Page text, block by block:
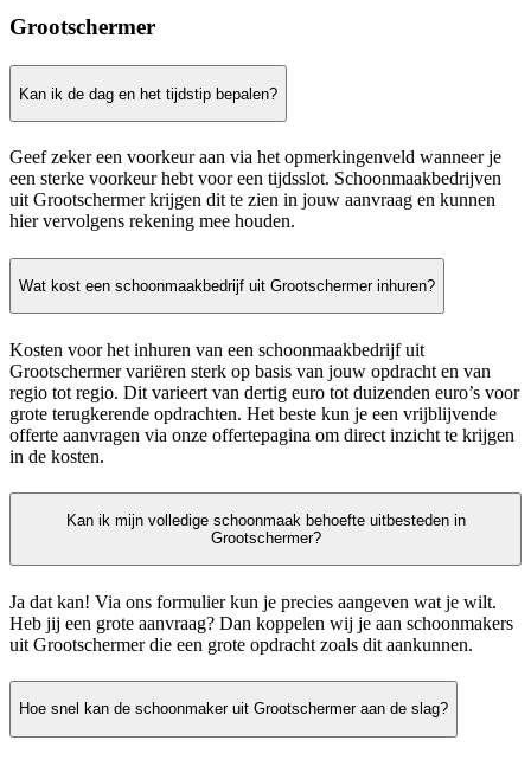
Grootschermer
Kan ik de dag en het tijdstip bepalen?
Geef zeker een voorkeur aan via het opmerkingenveld wanneer je
een sterke voorkeur hebt voor een tijdsslot. Schoonmaakbedrijven
uit Grootschermer krijgen dit te zien in jouw aanvraag en kunnen
hier vervolgens rekening mee houden.
Wat kost een schoonmaakbedrijf uit Grootschermer inhuren?
Kosten voor het inhuren van een schoonmaakbedrijf uit
Grootschermer variëren sterk op basis van jouw opdracht en van
regio tot regio. Dit varieert van dertig euro tot duizenden euro’s voor
grote terugkerende opdrachten. Het beste kun je een vrijblijvende
offerte aanvragen via onze offertepagina om direct inzicht te krijgen
in de kosten.
Kan ik mijn volledige schoonmaak behoefte uitbesteden in
Grootschermer?
Ja dat kan! Via ons formulier kun je precies aangeven wat je wilt.
Heb jij een grote aanvraag? Dan koppelen wij je aan schoonmakers
uit Grootschermer die een grote opdracht zoals dit aankunnen.
Hoe snel kan de schoonmaker uit Grootschermer aan de slag?